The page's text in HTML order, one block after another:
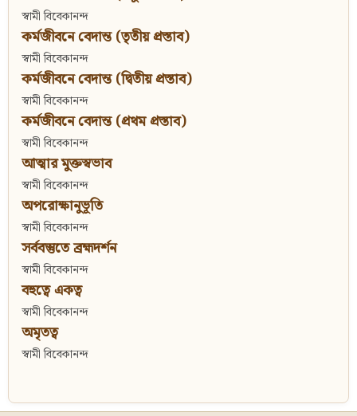
স্বামী বিবেকানন্দ
কর্মজীবনে বেদান্ত (তৃতীয় প্রস্তাব)
স্বামী বিবেকানন্দ
কর্মজীবনে বেদান্ত (দ্বিতীয় প্রস্তাব)
স্বামী বিবেকানন্দ
কর্মজীবনে বেদান্ত (প্রথম প্রস্তাব)
স্বামী বিবেকানন্দ
আত্মার মুক্তস্বভাব
স্বামী বিবেকানন্দ
অপরোক্ষানুভূতি
স্বামী বিবেকানন্দ
সর্ববস্তুতে ব্রহ্মদর্শন
স্বামী বিবেকানন্দ
বহুত্বে একত্ব
স্বামী বিবেকানন্দ
অমৃতত্ব
স্বামী বিবেকানন্দ